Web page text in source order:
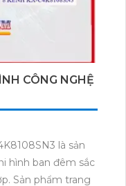
và loa. Với